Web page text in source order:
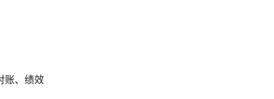
账、绩效